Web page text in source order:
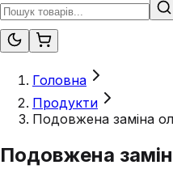
Головна
Продукти
Подовжена заміна
Подовжена